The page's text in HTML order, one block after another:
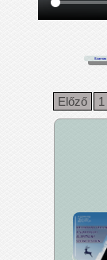
Szarvas
Előző 1